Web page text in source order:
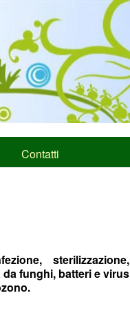
Contatti
sterilizzazione,
funghi, batteri e virus